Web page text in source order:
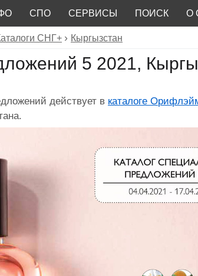
СПО СЕРВИСЫ ПОИСК О
СНГ+ Кыргызстан
5 2021,
действует в каталоге